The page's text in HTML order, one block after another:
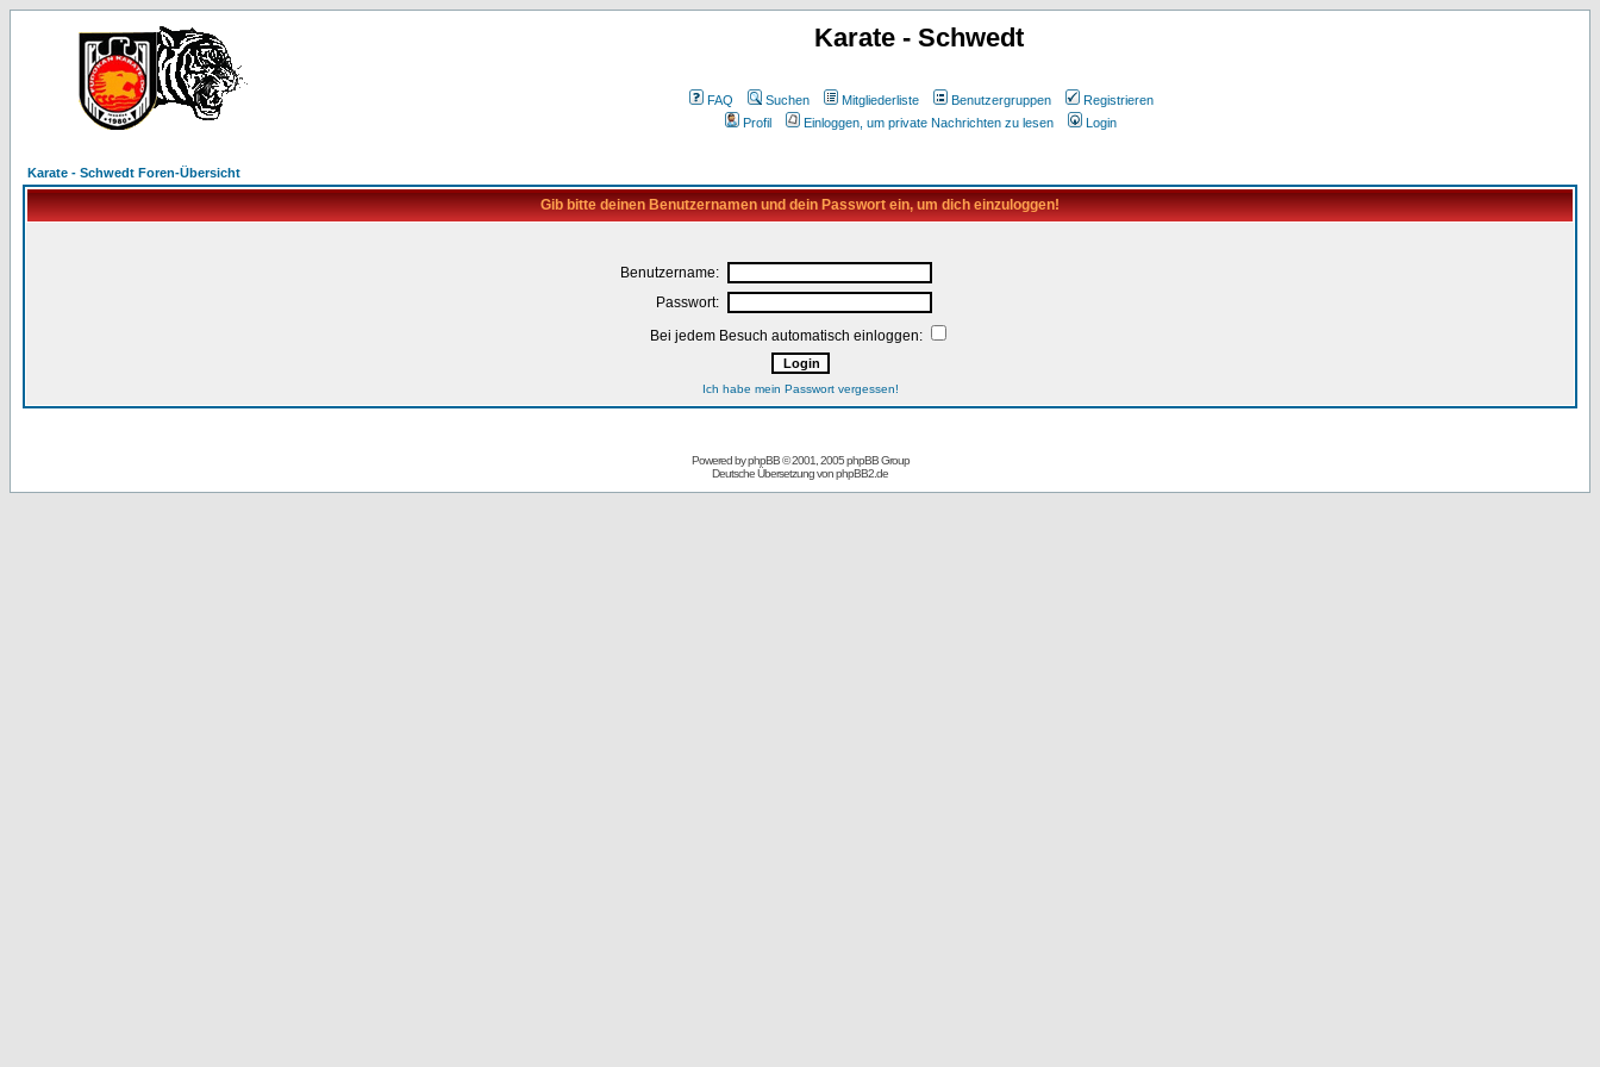
Karate - Schwedt
FAQ Suchen Mitgliederliste Benutzergruppen
Registrieren
Profil
Einloggen, um private Nachrichten zu lesen Login
Karate - Schwedt Foren-Übersicht
Gib bitte deinen Benutzernamen und dein Passwort ein, um dich einzuloggen!
Benutzername:
Passwort:
Bei jedem Besuch automatisch einloggen:
Ich habe mein Passwort vergessen!
Powered byphpBB© 2001, 2005 phpBB Group
Deutsche Übersetzung vonphpBB2.de